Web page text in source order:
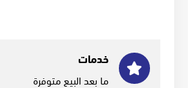
خدمات
ما بعد البيع متوفرة